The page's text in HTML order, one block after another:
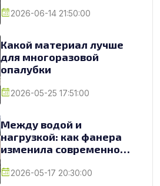
2026-06-14 21:50:00
Какой материал лучше
для многоразовой
опалубки
2026-05-25 17:51:00
Между водой и
нагрузкой: как фанера
изменила современное
2026-05-17 20:30:00